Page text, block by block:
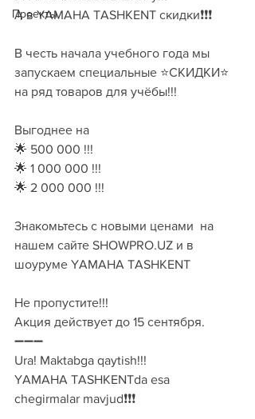
Проекты
А в YAMAHA TASHKENT скидки❗️❗️❗️
В честь начала учебного года мы
запускаем специальные ⭐️СКИДКИ⭐️
на ряд товаров для учёбы!!!
Выгоднее на
🌟 500 000 !!!
🌟 1 000 000 !!!
🌟 2 000 000 !!!
Знакомьтесь с новыми ценами  на
нашем сайте SHOWPRO.UZ и в
шоуруме YAMAHA TASHKENT
Не пропустите!!!
Акция действует до 15 сентября.
➖➖➖
Ura! Maktabga qaytish!!!
YAMAHA TASHKENTda esa
chegirmalar mavjud❗️❗️❗️